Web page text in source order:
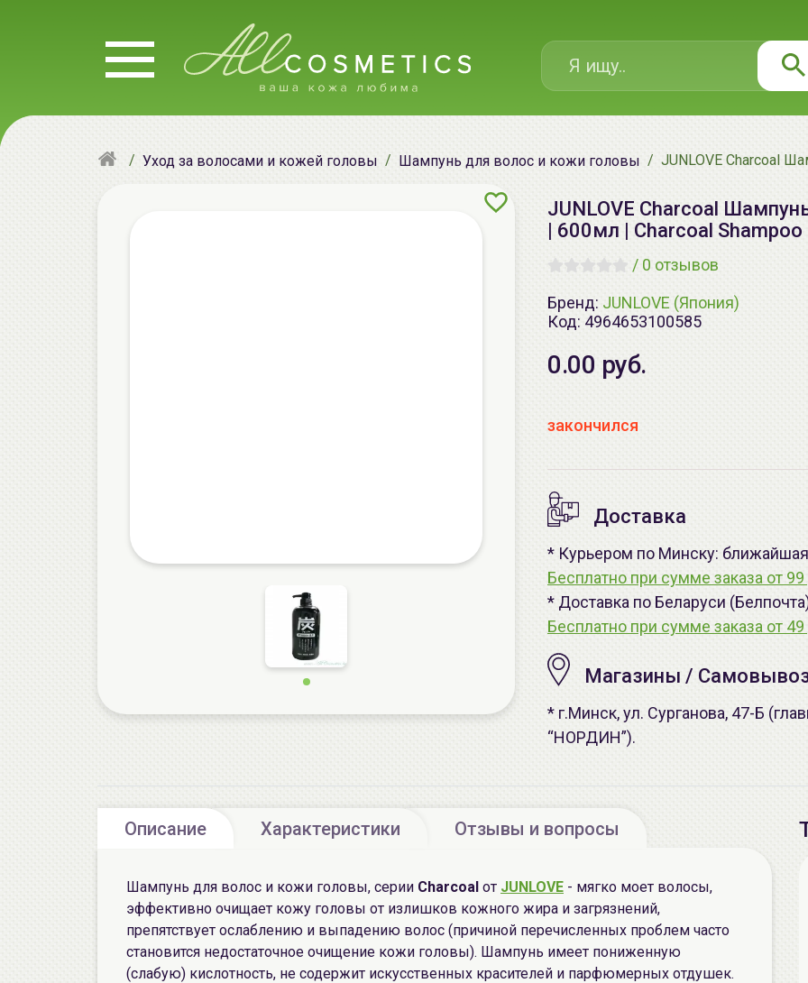
Уход за волосами и кожей головы Шампунь для волос и кожи головы JUNLOVE Charcoal
JUNLOVE Charcoal
| 600мл | Charcoal Shampoo
/ 0 отзывов
Бренд: JUNLOVE (Япония)
Код: 4964653100585
0.00 руб.
закончился
Доставка
* Курьером по Минску: ближайшая
Бесплатно при сумме заказа от 99
* Доставка по Беларуси
Бесплатно при сумме заказа от 49
Магазины /
* г.Минск, ул. Сурганова, 47-Б
“НОРДИН”).
Описание Характеристики Отзывы и вопросы
Шампунь для волос и кожи головы, серии Charcoal от JUNLOVE - мягко моет волосы,
эффективно очищает кожу головы от излишков кожного жира и загрязнений,
препятствует ослаблению и выпадению волос (причиной перечисленных проблем часто
становится недостаточное очищение кожи головы). Шампунь имеет пониженную
(слабую) кислотность, не содержит искусственных красителей и парфюмерных отдушек.